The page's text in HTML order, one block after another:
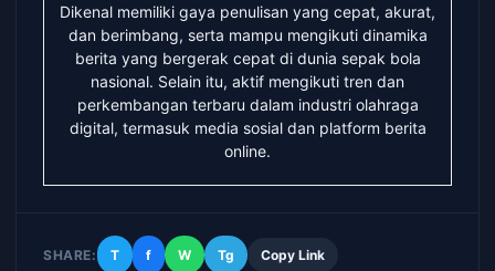
Dikenal memiliki gaya penulisan yang cepat, akurat,
dan berimbang, serta mampu mengikuti dinamika
berita yang bergerak cepat di dunia sepak bola
nasional. Selain itu, aktif mengikuti tren dan
perkembangan terbaru dalam industri olahraga
digital, termasuk media sosial dan platform berita
online.
SHARE: T f W Tg Copy Link